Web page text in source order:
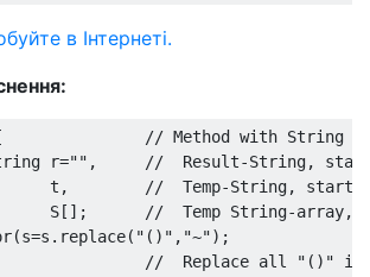
в Інтернеті.
// Method with String
r="" ,
//  Result-String,
t
,
//  Temp-String,
S
[];
//  Temp String-
(s=s . replace( "()" , "~");
//  Replace all "()" in